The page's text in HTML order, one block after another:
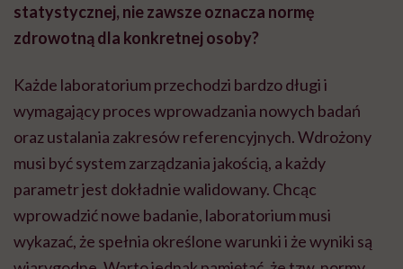
statystycznej, nie zawsze oznacza normę
zdrowotną dla konkretnej osoby?
Każde laboratorium przechodzi bardzo długi i
wymagający proces wprowadzania nowych badań
oraz ustalania zakresów referencyjnych. Wdrożony
musi być system zarządzania jakością, a każdy
parametr jest dokładnie walidowany. Chcąc
wprowadzić nowe badanie, laboratorium musi
wykazać, że spełnia określone warunki i że wyniki są